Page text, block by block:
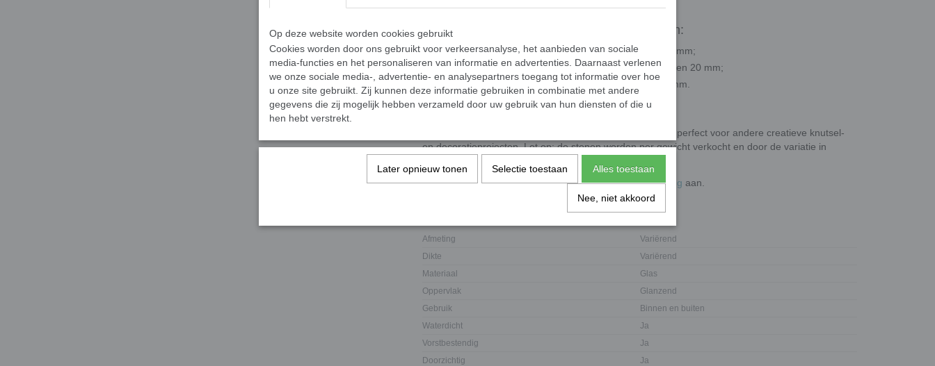
Glasparels hebben wij in 3 grootte categorieën:
Mini glasparels variërend tussen ongeveer 10 en 13 mm;
Standaard glasparels variërend tussen ongeveer 16 en 20 mm;
XL-glasparels variërend tussen ongeveer 30 en 36 mm.
Onze glasstenen zijn ideaal voor mozaïekwerk, maar ook perfect voor andere creatieve knutsel-
en decoratieprojecten. Let op: de stenen worden per gewicht verkocht en door de variatie in
Voor het knippen van de steentjes raden wij dewieltjestang aan.
Afmeting
Variërend
Dikte
Variërend
Materiaal
Glas
Oppervlak
Glanzend
Gebruik
Binnen en buiten
Waterdicht
Ja
Vorstbestendig
Ja
Doorzichtig
Ja
Op deze website worden cookies gebruikt
Cookies worden door ons gebruikt voor verkeersanalyse, het aanbieden van sociale
media-functies en het personaliseren van informatie en advertenties. Daarnaast verlenen
we onze sociale media-, advertentie- en analysepartners toegang tot informatie over hoe
u onze site gebruikt. Zij kunnen deze informatie gebruiken in combinatie met andere
gegevens die zij mogelijk hebben verzameld door uw gebruik van hun diensten of die u
hen hebt verstrekt.
Later opnieuw tonen Selectie toestaan Alles toestaan
Nee, niet akkoord